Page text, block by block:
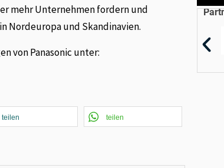
mehr Unternehmen fordern und
Nordeuropa und Skandinavien.
von Panasonic unter:
teilen teilen